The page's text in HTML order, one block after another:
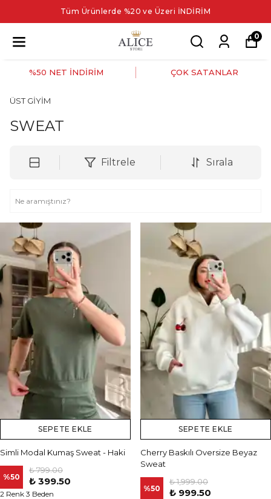
Tüm Ürünlerde %20 ve Üzeri İNDİRİM
0
%50 NET İNDİRİM ÇOK SATANLAR
ÜST GİYİM
SWEAT
Filtrele Sırala
SEPETE EKLE
Simli Modal Kumaş Sweat - Haki
%50
₺ 799.00
₺ 399.50
2 Renk 3 Beden
SEPETE EKLE
Cherry Baskılı Oversize Beyaz
Sweat
%50
₺ 1,999.00
₺ 999.50